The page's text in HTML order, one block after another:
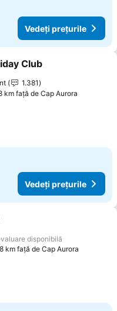
Vedeți prețurile
la favorite
Club
1.381
km faţă de Cap Aurora
Vedeți prețurile
la favorite
disponibilă
km faţă de Cap Aurora